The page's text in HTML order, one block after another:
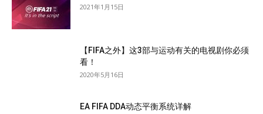
2021年1月15日
【FIFA之外】这3部与运动有关的电视剧你必须
看！
2020年5月16日
EA FIFA DDA动态平衡系统详解